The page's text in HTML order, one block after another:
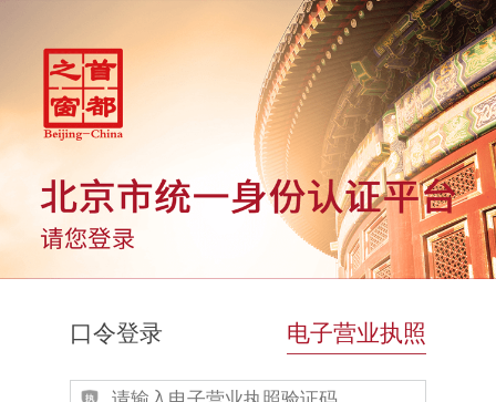
口令登录 电子营业执照